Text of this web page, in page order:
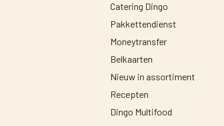
Catering Dingo
Pakkettendienst
Moneytransfer
Belkaarten
Nieuw in assortiment
Recepten
Dingo Multifood